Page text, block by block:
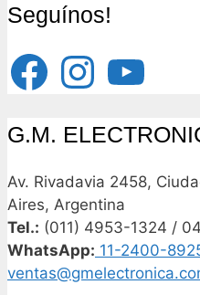
Seguínos!
FacebookInstagramYouTube
G.M.
Av. Rivadavia 2458,
Aires, Argentina
Tel.: (011) 4953-1324 /
WhatsApp: 11-2400-